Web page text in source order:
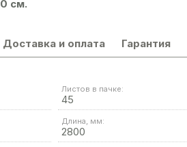
см.
Доставка и оплата Гарантия
Листов в пачке:
45
Длина, мм:
2800